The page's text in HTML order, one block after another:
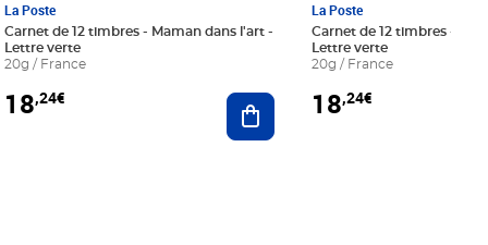
panier
La Poste
Carnet de 12 timbres - Maman dans l'art -
Lettre verte
20g / France
18,24€ Ajouter au panier
La Poste
Carnet de 12 timbres - Le
Lettre verte
20g / France
18,24€